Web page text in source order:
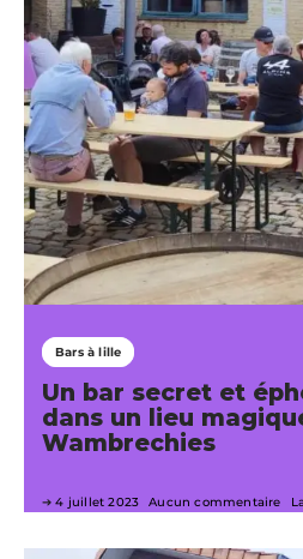
Bars à lille
Un bar secret et
dans un lieu
Wambrechies
4 juillet 2023 Aucun commentaire